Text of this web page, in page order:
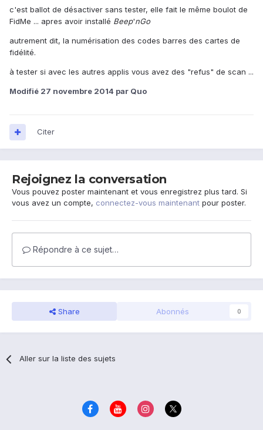
c'est ballot de désactiver sans tester, elle fait le même boulot de
FidMe ... apres avoir installé Beep'nGo
autrement dit, la numérisation des codes barres des cartes de
fidélité.
à tester si avec les autres applis vous avez des "refus" de scan ...
Modifié 27 novembre 2014 par Quo
Citer
Rejoignez la conversation
Vous pouvez poster maintenant et vous enregistrez plus tard. Si
vous avez un compte, connectez-vous maintenant pour poster.
Répondre à ce sujet…
Share Abonnés 0
Aller sur la liste des sujets